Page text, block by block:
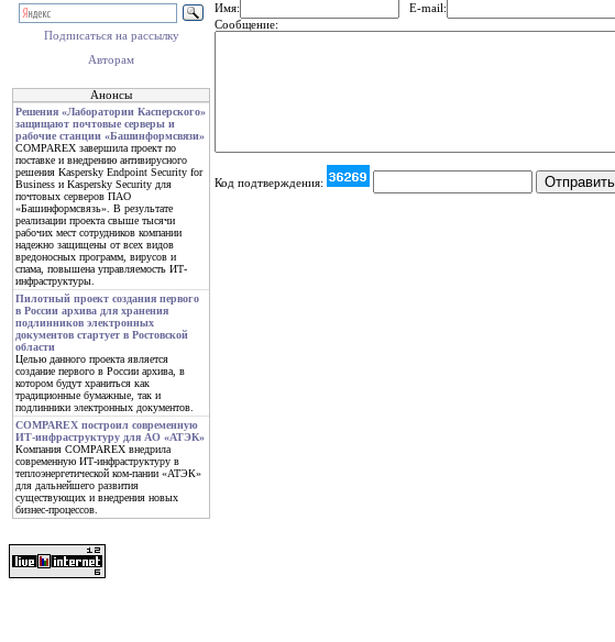
Подписаться на рассылку
Авторам
Анонсы
Решения «Лаборатории Касперского»
защищают почтовые серверы и
рабочие станции «Башинформсвязи»
COMPAREX завершила проект по
поставке и внедрению антивирусного
решения Kaspersky Endpoint Security for
Business и Kaspersky Security для
почтовых серверов ПАО
«Башинформсвязь». В результате
реализации проекта свыше тысячи
рабочих мест сотрудников компании
надежно защищены от всех видов
вредоносных программ, вирусов и
спама, повышена управляемость ИТ-
инфраструктуры.
Пилотный проект создания первого
в России архива для хранения
подлинников электронных
документов стартует в Ростовской
области
Целью данного проекта является
создание первого в России архива, в
котором будут храниться как
традиционные бумажные, так и
подлинники электронных документов.
COMPAREX построил современную
ИТ-инфраструктуру для АО «АТЭК»
Компания COMPAREX внедрила
современную ИТ-инфраструктуру в
теплоэнергетической ком-пании «АТЭК»
для дальнейшего развития
существующих и внедрения новых
бизнес-процессов.
Имя:
E-mail:
Сообщение:
Код подтверждения: